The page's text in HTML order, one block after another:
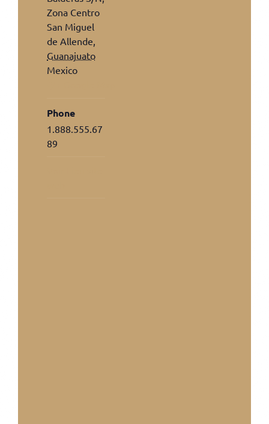
Zona Centro
San Miguel
de Allende,
Guanajuato
Mexico
Phone
1.888.555.67
89